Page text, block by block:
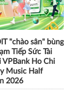
"chào sân" bùng
Tiếp Sức Tài
VPBank Ho Chi
Music Half
2026